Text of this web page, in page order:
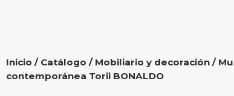
Inicio / Catálogo / Mobiliario y decoración/
contemporánea Torii BONALDO